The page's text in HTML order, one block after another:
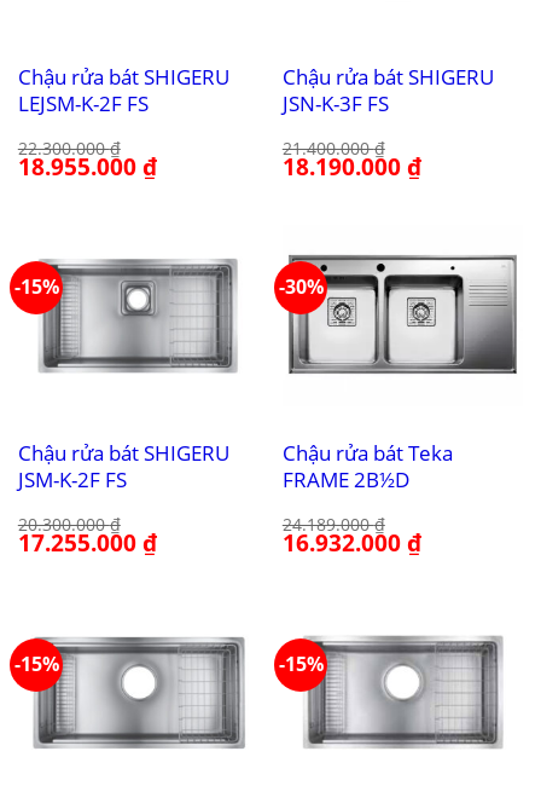
Chậu rửa bát SHIGERU
LEJSM-K-2F FS
22.300.000₫
Giá
gốc
18.955.000₫Giá
hiện
Chậu rửa bát SHIGERU
JSN-K-3F FS
21.400.000₫
Giá
gốc
18.190.000₫Giá
hiện
-15%
Chậu rửa bát SHIGERU
JSM-K-2F FS
20.300.000₫
Giá
gốc
17.255.000₫Giá
hiện
-30%
Chậu rửa bát Teka
FRAME 2B½D
24.189.000₫
Giá
gốc
16.932.000₫Giá
hiện
-15% -15%